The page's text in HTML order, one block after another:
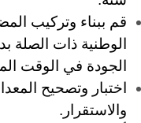
قم ببناء وتركيب
الوطنية ذات
الجودة في الوقت
اختبار وتصحيح
والاستقرار.